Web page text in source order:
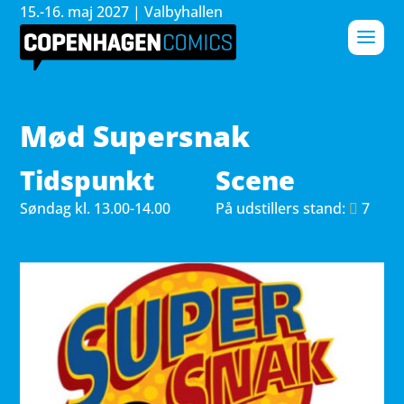
15.-16. maj 2027 | Valbyhallen
Mød Supersnak
Tidspunkt
Søndag kl. 13.00-14.00
Scene
På udstillers stand: 7